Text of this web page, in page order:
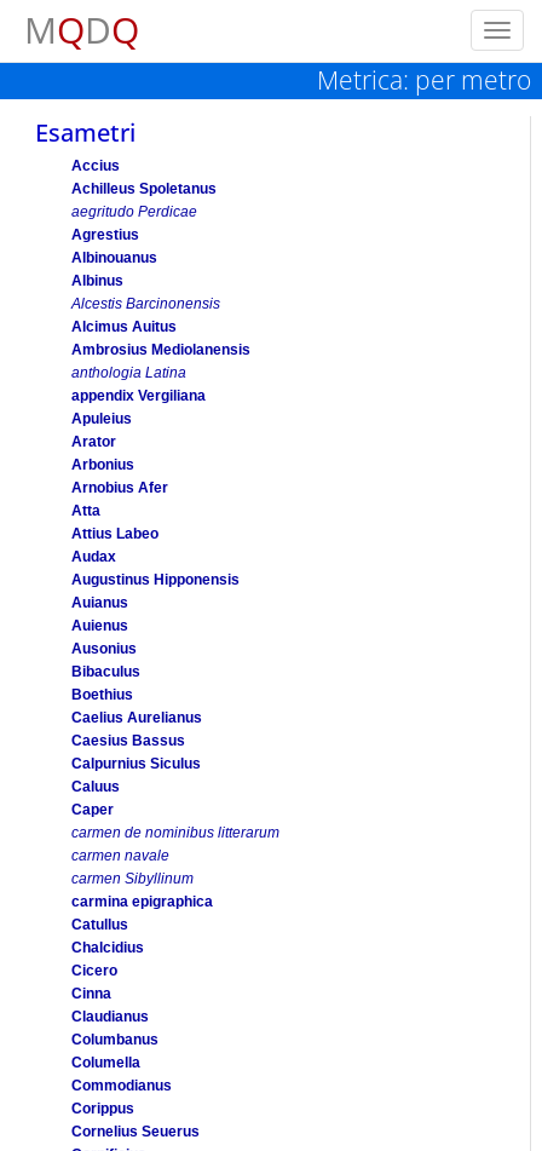
MQDQ
Metrica: per metro
Esametri
Accius
Achilleus Spoletanus
aegritudo Perdicae
Agrestius
Albinouanus
Albinus
Alcestis Barcinonensis
Alcimus Auitus
Ambrosius Mediolanensis
anthologia Latina
appendix Vergiliana
Apuleius
Arator
Arbonius
Arnobius Afer
Atta
Attius Labeo
Audax
Augustinus Hipponensis
Auianus
Auienus
Ausonius
Bibaculus
Boethius
Caelius Aurelianus
Caesius Bassus
Calpurnius Siculus
Caluus
Caper
carmen de nominibus litterarum
carmen navale
carmen Sibyllinum
carmina epigraphica
Catullus
Chalcidius
Cicero
Cinna
Claudianus
Columbanus
Columella
Commodianus
Corippus
Cornelius Seuerus